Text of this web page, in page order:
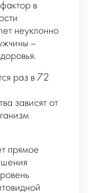
в
неуклонно
–
раз в 72
зависят от
прямое